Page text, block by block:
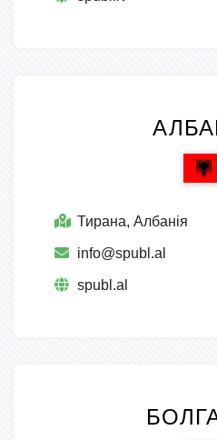
Тирана, Албанія
info@spubl.al
spubl.al